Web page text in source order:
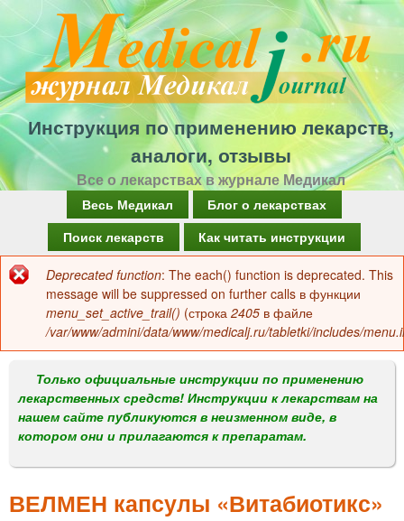
Перейти
к
основному
содержанию
Инструкция по применению лекарств,
аналоги, отзывы
Все о лекарствах в журнале Медикал
а
в
о
м
е
н
Весь Медикал
Блог о лекарствах
Поиск лекарств
Как читать инструкции
Сообщение
об
ошибке
Deprecated function: The each() function is deprecated. This
message will be suppressed on further calls в функции
menu_set_active_trail() (строка 2405 в файле
/var/www/admini/data/www/medicalj.ru/tabletki/includes/
Только официальные инструкции по применению
лекарственных средств! Инструкции к лекарствам на
нашем сайте публикуются в неизменном виде, в
котором они и прилагаются к препаратам.
ВЕЛМЕН капсулы «Витабиотикс»